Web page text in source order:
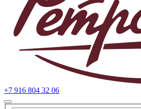
+7 916 804 32 06